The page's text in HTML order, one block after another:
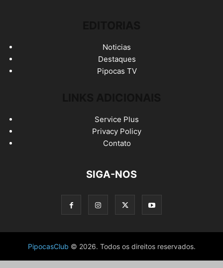
Noticias
Destaques
Pipocas TV
Service Plus
Privacy Policy
Contato
SIGA-NOS
PipocasClub © 2026. Todos os direitos reservados.